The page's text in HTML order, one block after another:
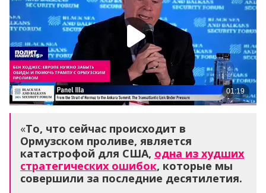
«То, что сейчас происходит в
Ормузском проливе, является
катастрофой для США, одна из худших
стратегических ошибок, которые мы
совершили за последние десятилетия.